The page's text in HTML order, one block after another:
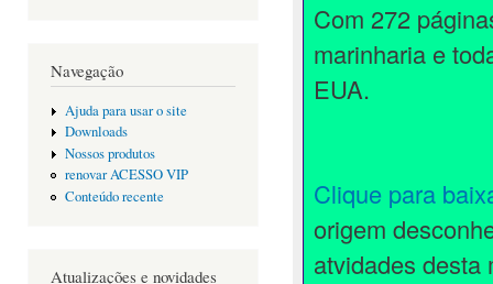
Navegação
Ajuda para usar o site
Downloads
Nossos produtos
renovar ACESSO VIP
Conteúdo recente
Atualizações e novidades
Com 272
marinharia e
EUA.
Clique para
origem
atvidades desta